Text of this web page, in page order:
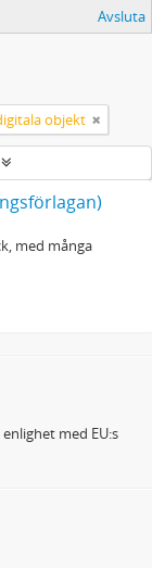
Avsluta
objekt
med många
med EU:s